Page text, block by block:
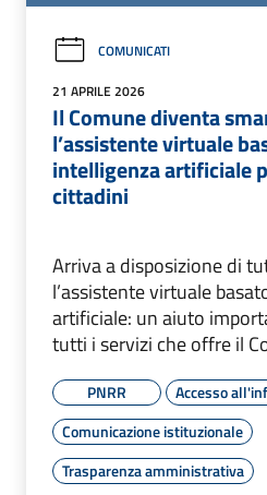
COMUNICATI
21 APRILE 2026
Il Comune diventa
l’assistente virtuale
intelligenza artificiale
cittadini
Arriva a disposizione di
l’assistente virtuale
artificiale: un aiuto
tutti i servizi che offre il
PNRR
Accesso
Comunicazione istituzionale
Trasparenza amministrativa